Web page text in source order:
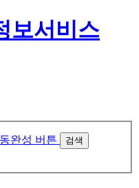
검색